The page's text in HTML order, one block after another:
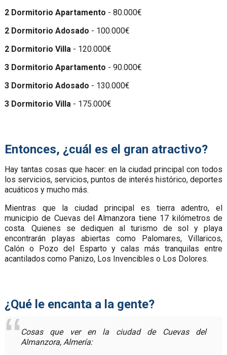
2 Dormitorio Apartamento - 80.000€
2 Dormitorio Adosado - 100.000€
2 Dormitorio Villa- 120.000€
3 Dormitorio Apartamento - 90.000€
3 Dormitorio Adosado - 130.000€
3 Dormitorio Villa- 175.000€
Entonces, ¿cuál es el gran atractivo?
Hay tantas cosas que hacer: en la ciudad principal con todos
los servicios, servicios, puntos de interés histórico, deportes
acuáticos y mucho más.
Mientras que la ciudad principal es tierra adentro, el
municipio de Cuevas del Almanzora tiene 17 kilómetros de
costa. Quienes se dediquen al turismo de sol y playa
encontrarán playas abiertas como Palomares, Villaricos,
Calón o Pozo del Esparto y calas más tranquilas entre
acantilados como Panizo, Los Invencibles o Los Dolores.
¿Qué le encanta a la gente?
Cosas que ver en la ciudad de Cuevas del
Almanzora, Almería: